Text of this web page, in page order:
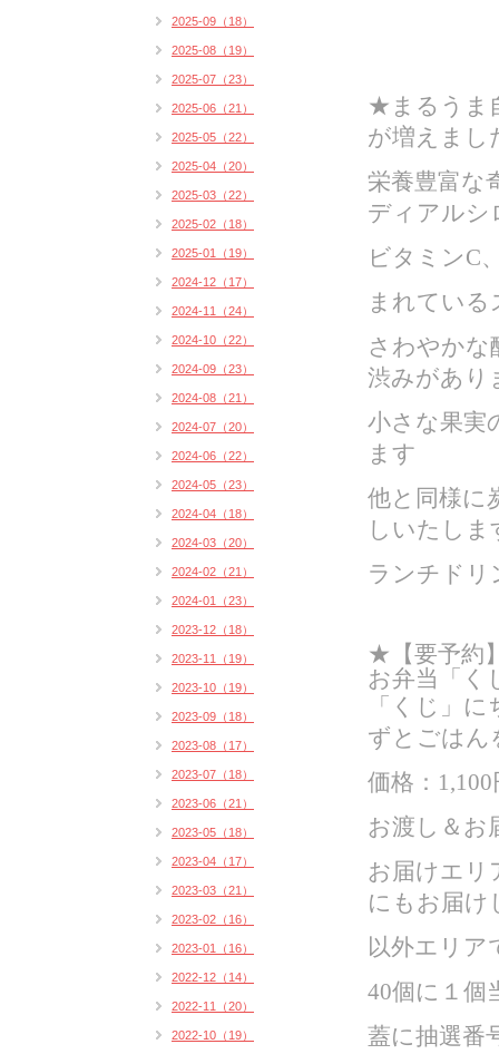
★ まるうま
が増えまし
栄養豊富な
ディアルシ
ビタミンC
まれている
さわやかな
渋みがあり
小さな果実
ます
他と同様に
しいたしま
ランチドリ
★【要予
お弁当「く
「くじ」
ずとごはん
価格：
お渡し＆お
お届けエリ
にもお届け
以外エリア
40個に１個
蓋に抽選番
2025-09（18）
2025-08（19）
2025-07（23）
2025-06（21）
2025-05（22）
2025-04（20）
2025-03（22）
2025-02（18）
2025-01（19）
2024-12（17）
2024-11（24）
2024-10（22）
2024-09（23）
2024-08（21）
2024-07（20）
2024-06（22）
2024-05（23）
2024-04（18）
2024-03（20）
2024-02（21）
2024-01（23）
2023-12（18）
2023-11（19）
2023-10（19）
2023-09（18）
2023-08（17）
2023-07（18）
2023-06（21）
2023-05（18）
2023-04（17）
2023-03（21）
2023-02（16）
2023-01（16）
2022-12（14）
2022-11（20）
2022-10（19）